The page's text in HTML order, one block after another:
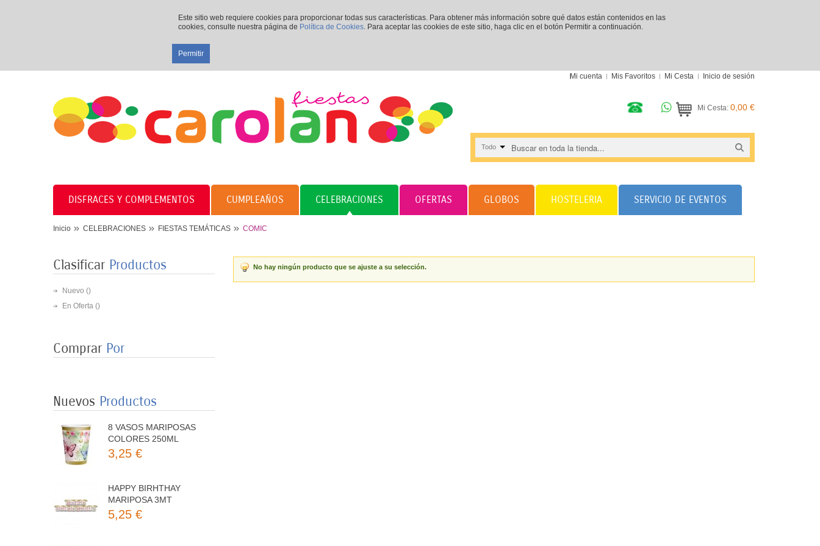
Este sitio web requiere cookies para proporcionar todas sus características. Para obtener más información sobre qué datos están contenidos en las
cookies, consulte nuestra página de Política de Cookies. Para aceptar las cookies de este sitio, haga clic en el botón Permitir a continuación.
Permitir
Mi cuenta Mis Favoritos Mi Cesta Inicio de sesión
Mi Cesta: 0,00 €
Todo
DISFRACES Y COMPLEMENTOS CUMPLEAÑOS CELEBRACIONES OFERTAS GLOBOS HOSTELERIA SERVICIO DE EVENTOS
Inicio CELEBRACIONES FIESTAS TEMÁTICAS COMIC
Clasificar Productos
Nuevo ()
En Oferta ()
Comprar Por
Nuevos Productos
8 VASOS MARIPOSAS
COLORES 250ML
3,25 €
HAPPY BIRHTHAY
MARIPOSA 3MT
5,25 €
No hay ningún producto que se ajuste a su selección.